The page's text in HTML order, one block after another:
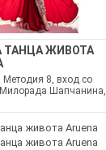
ТАНЦА ЖИВОТА
Методия 8, вход со
Шапчанина,
живота Aruena
живота Aruena